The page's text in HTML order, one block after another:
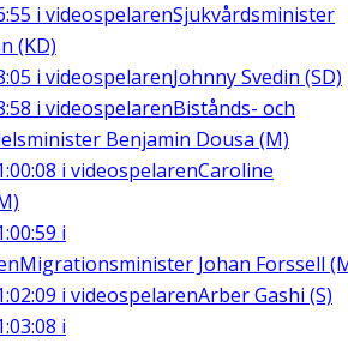
i videospelarenSjukvårdsminister
(KD)
i videospelarenJohnny Svedin (SD)
i videospelarenBistånds- och
Benjamin Dousa (M)
i videospelarenCaroline
i
Migrationsminister Johan Forssell
i videospelarenArber Gashi (S)
i